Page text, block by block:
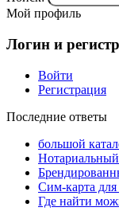
Мой профиль
Логин и
Войти
Регистрация
Последние ответы
большой
Сим-карта
Где найти